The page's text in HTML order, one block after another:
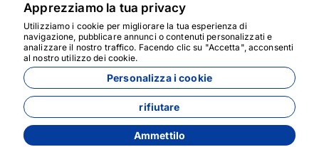
Sviluppato da
Apprezziamo la tua privacy
Utilizziamo i cookie per migliorare la tua esperienza di
navigazione, pubblicare annunci o contenuti personalizzati e
analizzare il nostro traffico. Facendo clic su "Accetta", acconsenti
al nostro utilizzo dei cookie.
Personalizza i cookie
rifiutare
Ammettilo
Siamo qui per aiutarti